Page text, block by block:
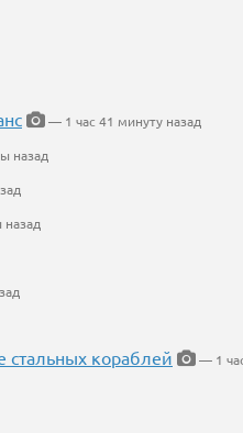
— 1 час 41 минуту назад
назад
стальных кораблей — 1